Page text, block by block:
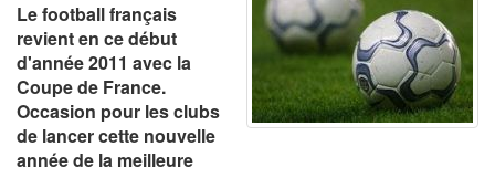
Le football français
revient en ce début
d'année 2011 avec la
Coupe de France.
Occasion pour les clubs
de lancer cette nouvelle
année de la meilleure